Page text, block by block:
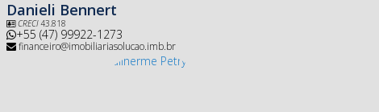
Danieli Bennert
CRECI43.818
+55 (47) 99922-1273
financeiro@imobiliariasolucao.imb.br